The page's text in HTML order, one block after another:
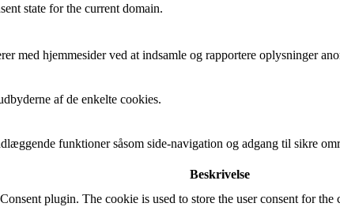
state for the current domain.
med hjemmesider ved at indsamle og rapportere oplysninger
af de enkelte cookies.
funktioner såsom side-navigation og adgang til sikre
Beskrivelse
plugin. The cookie is used to store the user consent for